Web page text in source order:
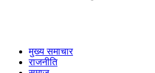
मुख्य समाचार
राजनीति